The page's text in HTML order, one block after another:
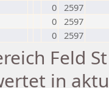
0 2597
0 2597
0 2597
Feld
in